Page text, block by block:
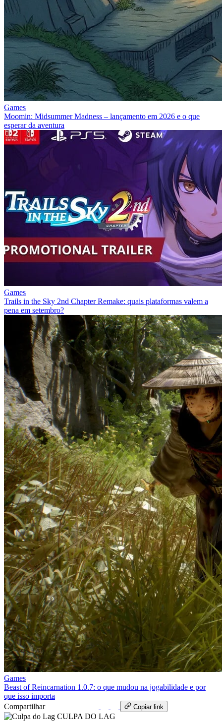
Games
Moomin: Midsummer Madness – lançamento em 2026 e o que
esperar da aventura
Games
Trails in the Sky 2nd Chapter Remake: quais plataformas valem a
pena em setembro?
Games
Beast of Reincarnation 1.0.7: o que mudou na jogabilidade e por
que isso importa
Compartilhar
Copiar link
CULPA DO LAG